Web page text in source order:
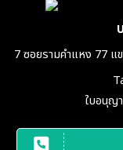
7 ซอยรามคำแหง 77 แ
ใบอนุญ